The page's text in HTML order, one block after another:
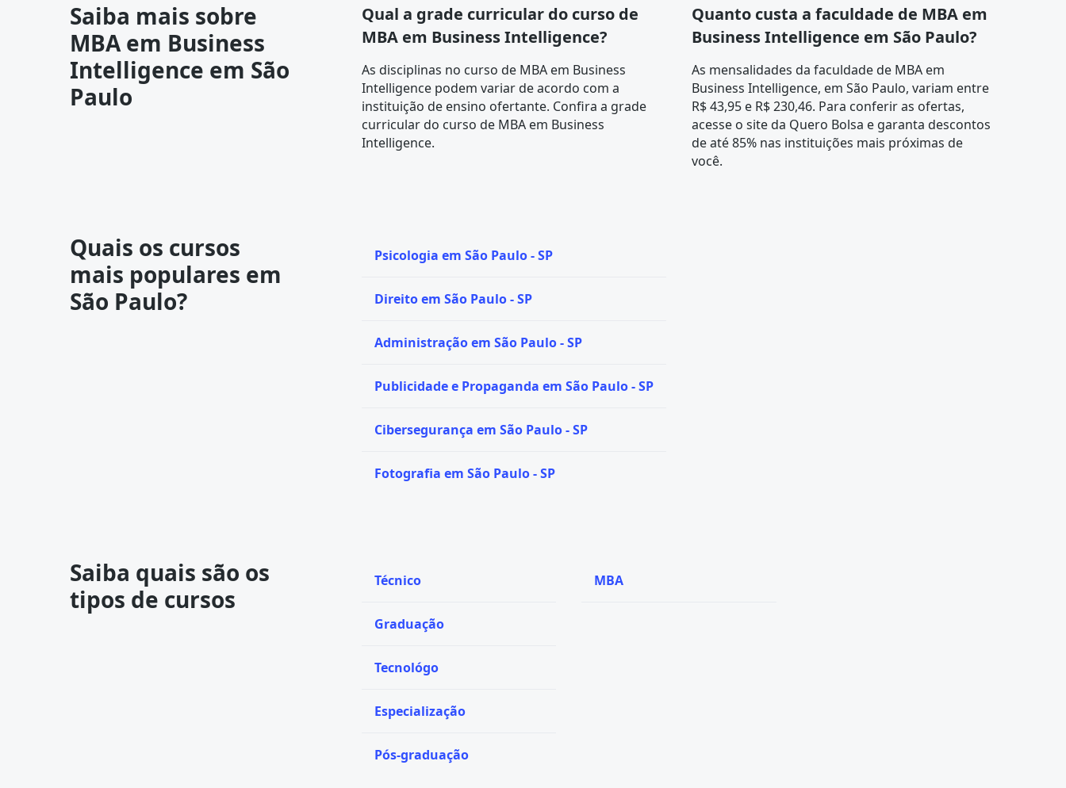
Saiba mais sobre
MBA em Business
Intelligence em São
Paulo
Qual a grade curricular do curso de
MBA em Business Intelligence?
As disciplinas no curso de MBA em Business
Intelligence podem variar de acordo com a
instituição de ensino ofertante. Confira a grade
curriculardo curso de MBA em Business
Intelligence.
Quanto custa a faculdade de MBA em
Business Intelligence em São Paulo?
As mensalidades da faculdade de MBA em
Business Intelligence, em São Paulo, variam entre
R$ 43,95 e R$ 230,46. Para conferir as ofertas,
acesse o site da Quero Bolsa e garanta descontos
de até 85% nas instituições mais próximas de
você.
Quais os cursos
mais populares em
São Paulo?
Psicologia em São Paulo - SP
Direito em São Paulo - SP
Administração em São Paulo - SP
Publicidade e Propaganda em São Paulo - SP
Cibersegurança em São Paulo - SP
Fotografia em São Paulo - SP
Saiba quais são os
tipos de cursos
Técnico
Graduação
Tecnológo
Especialização
Pós-graduação
MBA